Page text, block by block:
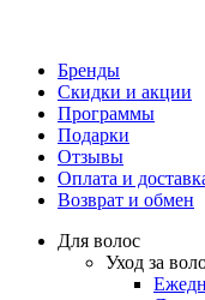
Бренды
Скидки и акции
Программы
Подарки
Отзывы
Оплата и
Возврат и обмен
Для волос
Уход за